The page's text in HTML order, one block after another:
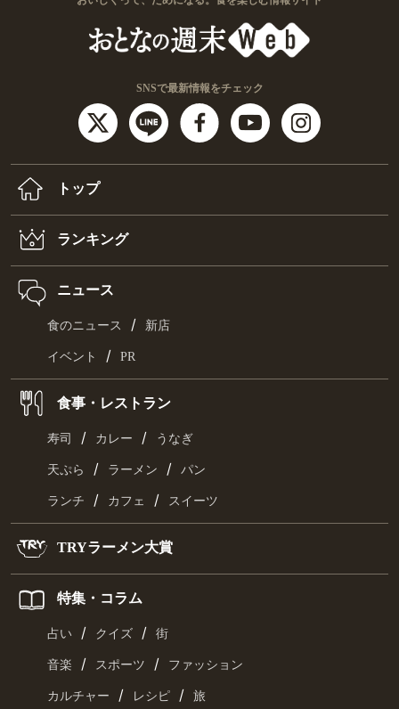
SNSで最新情報をチェック
トップ
ランキング
ニュース
食のニュース / 新店
イベント / PR
食事・レストラン
寿司 / カレー / うなぎ
天ぷら / ラーメン / パン
ランチ / カフェ / スイーツ
TRYラーメン大賞
特集・コラム
占い / クイズ / 街
音楽 / スポーツ / ファッション
カルチャー / レシピ / 旅